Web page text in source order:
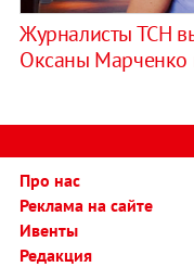
Журналисты ТСН
Оксаны Марченко
Про нас
Реклама на сайте
Ивенты
Редакция